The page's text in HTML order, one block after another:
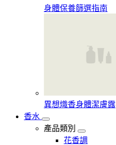
身體保養篩選指南
異想熾香身體潔膚露
香水
產品類別
花香調